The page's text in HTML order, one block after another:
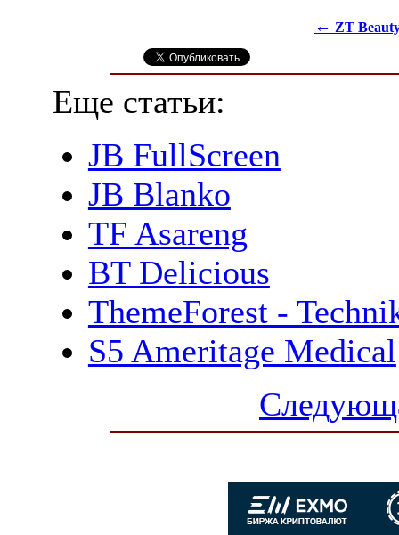
← ZT
Еще статьи:
JB FullScreen
JB Blanko
TF Asareng
BT Delicious
ThemeForest -
S5 Ameritage Medical